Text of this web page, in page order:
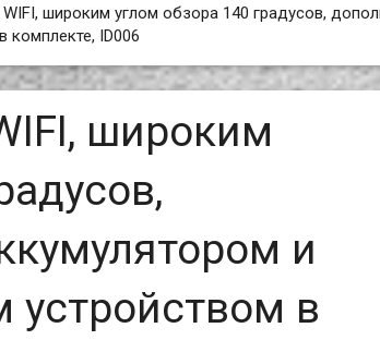
широким углом обзора 140 градусов,
ID006
широким
и
в